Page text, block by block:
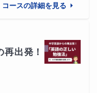
コースの詳細を見る
再出発！